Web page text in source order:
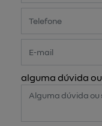
alguma dúvida